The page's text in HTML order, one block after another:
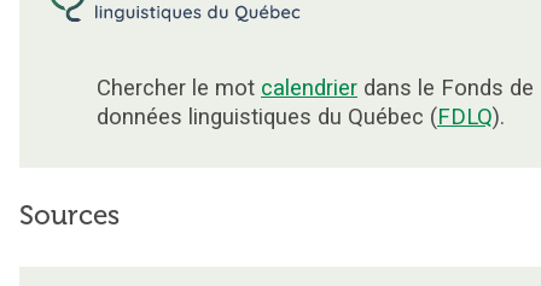
Chercher le mot calendrier dans le Fonds de
données linguistiques du Québec (FDLQ).
Sources